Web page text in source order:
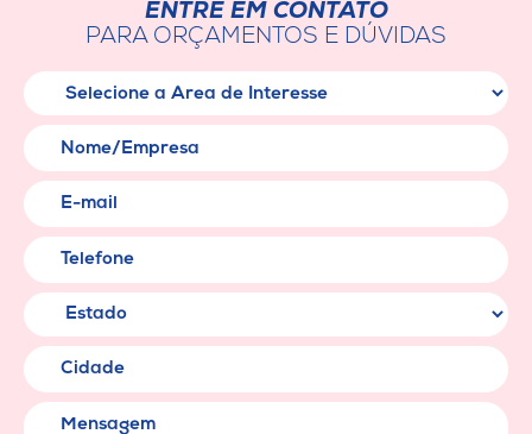
ENTRE EM CONTATO
PARA ORÇAMENTOS E DÚVIDAS